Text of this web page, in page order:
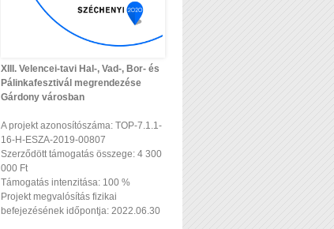
XIII. Velencei-tavi Hal-, Vad-, Bor- és
Pálinkafesztivál megrendezése
Gárdony városban
A projekt azonosítószáma: TOP-7.1.1-
16-H-ESZA-2019-00807
Szerződött támogatás összege: 4 300
000 Ft
Támogatás intenzitása: 100 %
Projekt megvalósítás fizikai
befejezésének időpontja: 2022.06.30